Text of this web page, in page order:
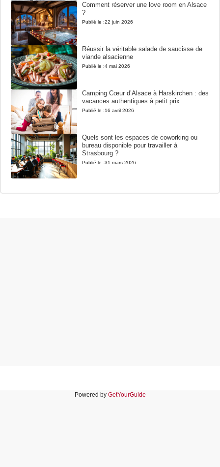
Comment réserver une love room en Alsace
?
Publié le :22 juin 2026
Réussir la véritable salade de saucisse de
viande alsacienne
Publié le :4 mai 2026
Camping Cœur d’Alsace à Harskirchen : des
vacances authentiques à petit prix
Publié le :16 avril 2026
Quels sont les espaces de coworking ou
bureau disponible pour travailler à
Strasbourg ?
Publié le :31 mars 2026
Powered by GetYourGuide